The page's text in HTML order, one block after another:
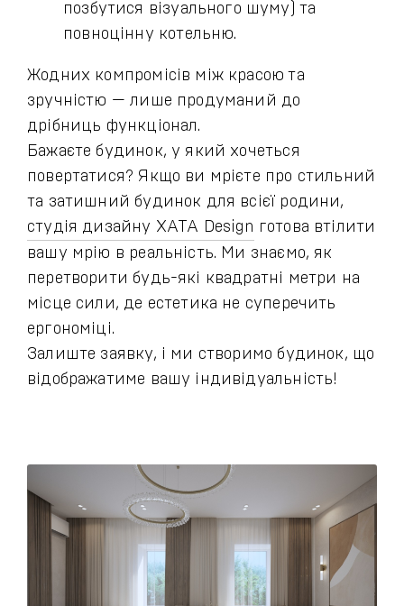
позбутися візуального шуму) та
повноцінну котельню.
Жодних компромісів між красою та
зручністю — лише продуманий до
дрібниць функціонал.
Бажаєте будинок, у який хочеться
повертатися? Якщо ви мрієте про стильний
та затишний будинок для всієї родини,
студія дизайну XATA Design готова втілити
вашу мрію в реальність. Ми знаємо, як
перетворити будь-які квадратні метри на
місце сили, де естетика не суперечить
ергономіці.
Залиште заявку, і ми створимо будинок, що
відображатиме вашу індивідуальність!